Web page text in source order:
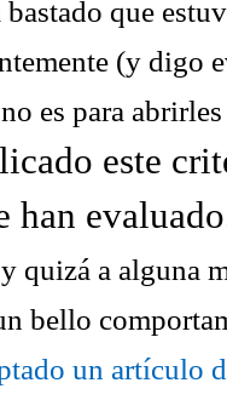
que
(y digo
es para
este
han
quizá a alguna
bello
un artículo